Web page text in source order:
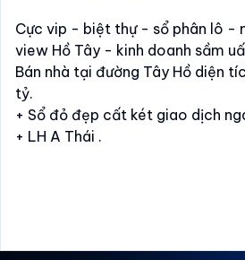
Cực vip - biệt thự - sổ phân lô -
view Hồ Tây - kinh doanh sầm
Bán nhà tại đường Tây Hồ diện
tỷ.
+ Sổ đỏ đẹp cất két giao dịch
+ LH A Thái .